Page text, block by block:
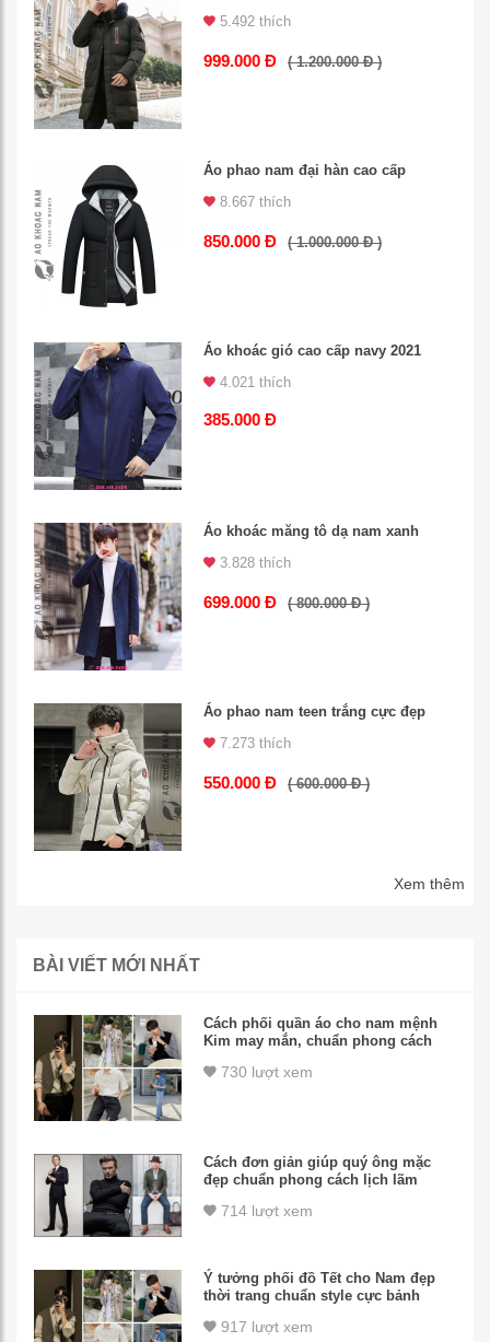
5.492 thích
999.000 Đ ( 1.200.000 Đ )
Áo phao nam đại hàn cao cấp
8.667 thích
850.000 Đ ( 1.000.000 Đ )
Áo khoác gió cao cấp navy 2021
4.021 thích
385.000 Đ
Áo khoác măng tô dạ nam xanh
3.828 thích
699.000 Đ ( 800.000 Đ )
Áo phao nam teen trắng cực đẹp
7.273 thích
550.000 Đ ( 600.000 Đ )
Xem thêm
BÀI VIẾT MỚI NHẤT
Cách phối quần áo cho nam mệnh
Kim may mắn, chuẩn phong cách
730 lượt xem
Cách đơn giản giúp quý ông mặc
đẹp chuẩn phong cách lịch lãm
714 lượt xem
Ý tưởng phối đồ Tết cho Nam đẹp
thời trang chuẩn style cực bảnh
917 lượt xem